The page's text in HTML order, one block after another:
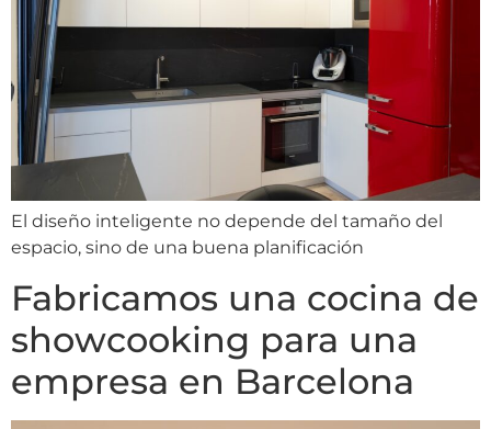
El diseño inteligente no depende del tamaño del
espacio, sino de una buena planificación
Fabricamos una cocina de
showcooking para una
empresa en Barcelona